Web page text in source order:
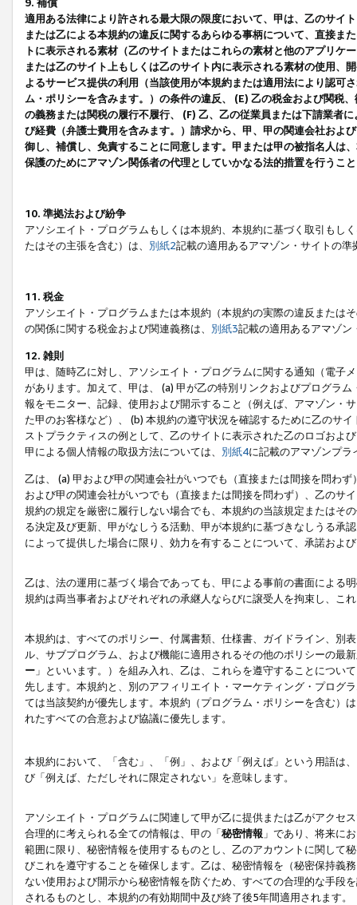
9. 補償
適用ある法律により許される最大限の限度において、甲は、乙のサイ
または乙による本規約の違反に関するあらゆる事柄について、直接ま
トに表示される素材（乙のサイトまたはこれらの素材と他のアプリ
または乙のサイト上もしくは乙のサイト内に表示される素材の使用、
よるサービス提供の利用（当該使用が本規約または適用法により認可
ム・ポリシーを含みます。）の条件の違反、 (E) 乙の税金および関税
の義務または関税の履行不履行、 (F) 乙、乙の従業員または下請業者
び経費（弁護士費用を含みます。）請求から、甲、甲の関連会社およ
御し、補償し、免責することに同意します。甲または甲の被指名人は
保護のためにアマゾン関係者の代理としていかなる法的措置を行うこ
10. 準拠法および紛争
アソシエイト・プログラムもしくは本規約、本規約に基づく取引もし
たはその主張を含む）は、 別紙2記載の適用あるアマゾン・サイトの
11. 税金
アソシエイト・プログラムまたは本規約（本規約の実際の違反または
の関係に関する税金および関連義務は、 別紙3記載の適用あるアマゾン
12. 雑則
甲は、随時乙に対し、アソシエイト・プログラムに関する通知（電子
があります。加えて、甲は、 (a) 甲が乙の特別リンクおよびプログラ
報をモニター、記録、使用および開示すること（例えば、アマゾン・
た甲のお客様など）、 (b) 本規約の遵守状況を確認するために乙のサ
ストプラクティスの例として、乙のサイトに表示された乙のロゴおよ
甲による個人情報の取扱方法については、 別紙4に記載のアマゾンプ
乙は、 (a) 甲および甲の関連会社がいつでも（直接または間接を問わ
および甲の関連会社がいつでも（直接または間接を問わず）、乙のサ
規約の規定を厳密に履行しない場合でも、本規約の当該規定またはそ
る決定及び更新、甲がなしうる活動、甲が本規約に基づきなしうる承
によって提供した場合に限り、効力を有することについて、承諾およ
乙は、法の運用に基づく場合であっても、甲による事前の書面による
規約は両当事者およびそれぞれの承継人ならびに譲受人を拘束し、こ
本規約は、すべてのポリシー、付属書類、仕様書、ガイドライン、別
ル、サブプログラム、および機能に適用されるその他のポリシーの最
ー 」といいます。）を組み入れ、乙は、これらを遵守することにつ
先します。本規約と、別のアフィリエイト・マーケティング・プログ
ては当該契約が優先します。本規約（プログラム・ポリシーを含む）
れたすべての合意および協議に優先します。
本規約において、「含む」、「例」、および「例えば」という用語は
び「例えば、ただしそれに限定されない」を意味します。
アソシエイト・プログラムに関連して甲が乙に提供または乙がアクセ
合理的に考えられる全ての情報は、甲の「秘密情報 」であり、将来に
範囲に限り、秘密情報を使用するものとし、乙のアカウントに関して
びこれを遵守することを確保します。乙は、秘密情報を（秘密保持義
ない使用および開示から秘密情報を防ぐため、すべての合理的な手段
されるものとし、本規約の有効期間中及び終了後5年間適用されます。